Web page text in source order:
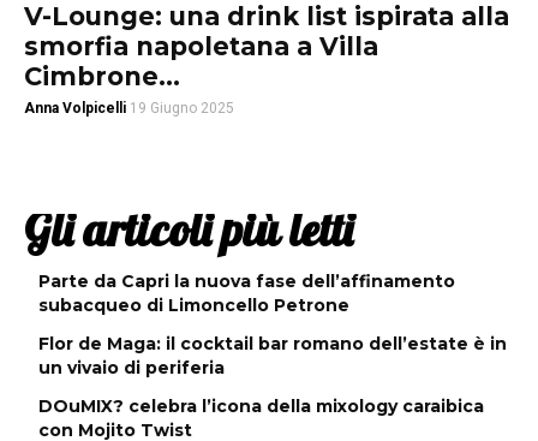
V-Lounge: una drink list ispirata alla
smorfia napoletana a Villa
Cimbrone...
Anna Volpicelli 19 Giugno 2025
Gli articoli più letti
Parte da Capri la nuova fase dell’affinamento
subacqueo di Limoncello Petrone
Flor de Maga: il cocktail bar romano dell’estate è in
un vivaio di periferia
DOuMIX? celebra l’icona della mixology caraibica
con Mojito Twist